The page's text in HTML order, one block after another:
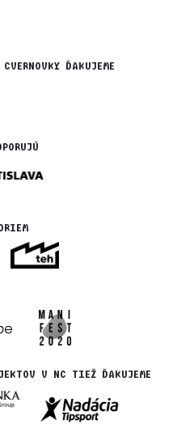
ĎAKUJEME
V NC TIEŽ ĎAKUJEME